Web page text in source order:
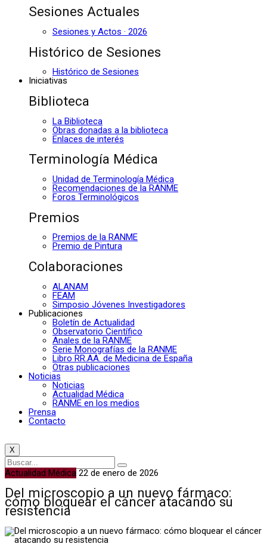
Sesiones Actuales
Sesiones y Actos · 2026
Histórico de Sesiones
Histórico de Sesiones
Iniciativas
Biblioteca
La Biblioteca
Obras donadas a la biblioteca
Enlaces de interés
Terminología Médica
Unidad de Terminología Médica
Recomendaciones de la RANME
Foros Terminológicos
Premios
Premios de la RANME
Premio de Pintura
Colaboraciones
ALANAM
FEAM
Simposio Jóvenes Investigadores
Publicaciones
Boletín de Actualidad
Observatorio Científico
Anales de la RANME
Serie Monografías de la RANME
Libro RR.AA. de Medicina de España
Otras publicaciones
Noticias
Noticias
Actualidad Médica
RANME en los medios
Prensa
Contacto
X
Actualidad Médica 22 de enero de 2026
Del microscopio a un nuevo fármaco:
cómo bloquear el cáncer atacando su
resistencia